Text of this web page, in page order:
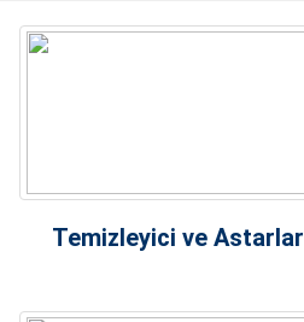
Temizleyici ve Astarlar